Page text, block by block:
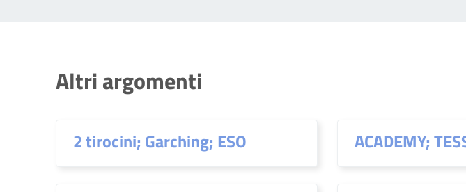
Altri argomenti
2 tirocini; Garching; ESO ACADEMY;